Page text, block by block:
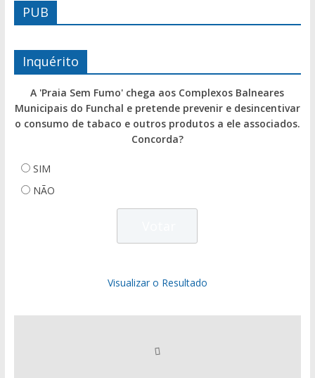
PUB
Inquérito
A 'Praia Sem Fumo' chega aos Complexos Balneares
Municipais do Funchal e pretende prevenir e desincentivar
o consumo de tabaco e outros produtos a ele associados.
Concorda?
SIM
NÃO
Visualizar o Resultado